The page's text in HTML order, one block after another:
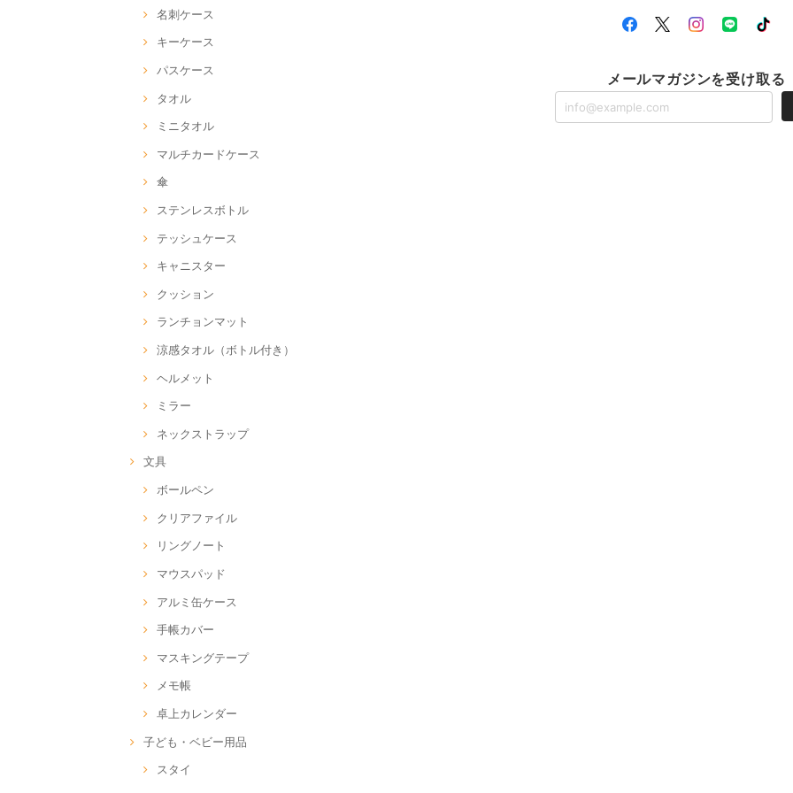
名刺ケース
キーケース
パスケース
タオル
ミニタオル
マルチカードケース
傘
ステンレスボトル
テッシュケース
キャニスター
クッション
ランチョンマット
涼感タオル（ボトル付き）
ヘルメット
ミラー
ネックストラップ
文具
ボールペン
クリアファイル
リングノート
マウスパッド
アルミ缶ケース
手帳カバー
マスキングテープ
メモ帳
卓上カレンダー
子ども・ベビー用品
スタイ
メールマガジンを受け取る